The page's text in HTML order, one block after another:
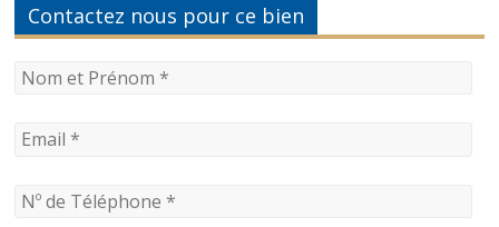
Contactez nous pour ce bien